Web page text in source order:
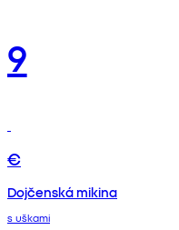
9
€
Dojčenská mikina
s uškami